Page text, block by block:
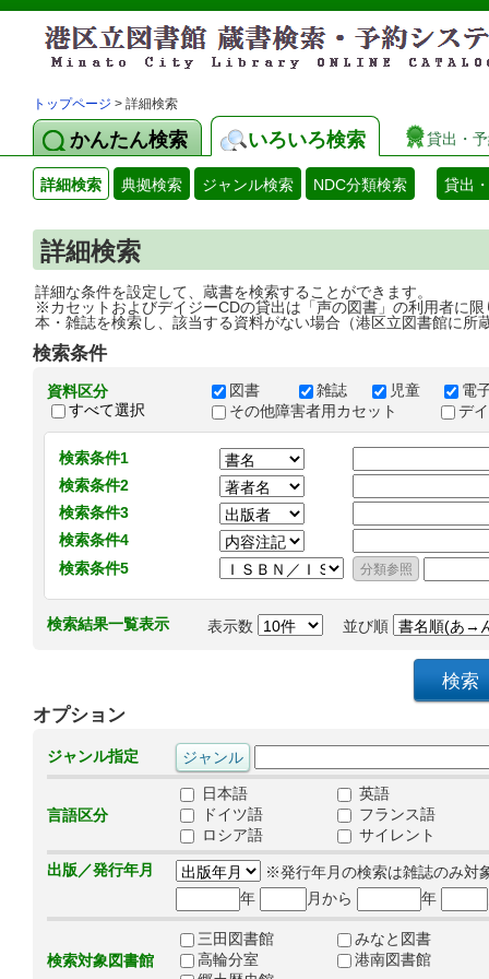
トップページ > 詳細検索
かんたん検索 いろいろ検索 貸出・
詳細検索 典拠検索 ジャンル検索 NDC分類検索 貸出
詳細検索
詳細な条件を設定して、蔵書を検索することができます。
※カセットおよびデイジーCDの貸出は「声の図書」の利用者に限
本・雑誌を検索し、該当する資料がない場合（港区立図書館に所
検索条件
資料区分
すべて選択
図書 雑誌 児童
電
その他障害者用カセット
デ
検索条件1
検索条件2
検索条件3
検索条件4
検索条件5
検索結果一覧表示 表示数 並び順
オプション
ジャンル指定
言語区分
日本語
英語
ドイツ語
フランス語
ロシア語
サイレント
出版／発行年月
※発行年月の検索は雑誌のみ対
年
月から 年
検索対象図書館
三田図書館
みなと図書
高輪分室
港南図書館